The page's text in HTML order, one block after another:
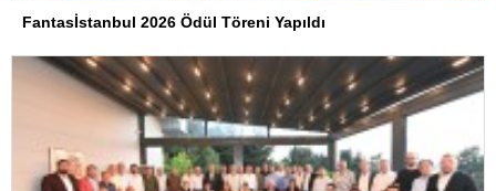
Fantasİstanbul 2026 Ödül Töreni Yapıldı